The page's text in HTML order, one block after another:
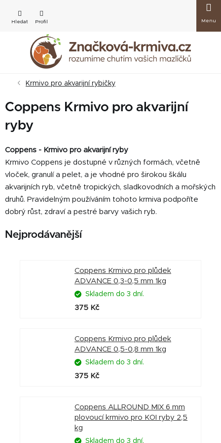
obsah
košík
Krmivo pro akvarijní rybičky
Coppens Krmivo pro akvarijní
ryby
Coppens - Krmivo pro akvarijní ryby
Krmivo Coppens je dostupné v různých formách, včetně
vloček, granulí a pelet, a je vhodné pro širokou škálu
akvarijních ryb, včetně tropických, sladkovodních a mořských
druhů. Pravidelným používáním tohoto krmiva podpoříte
dobrý růst, zdraví a pestré barvy vašich ryb.
Nejprodávanější
Coppens Krmivo pro plůdek
ADVANCE 0,3-0,5 mm 1kg
Skladem do 3 dní.
375 Kč
Coppens Krmivo pro plůdek
ADVANCE 0,5-0,8 mm 1kg
Skladem do 3 dní.
375 Kč
Coppens ALLROUND MIX 6 mm
plovoucí krmivo pro KOI ryby 2,5
kg
Skladem do 3 dní.